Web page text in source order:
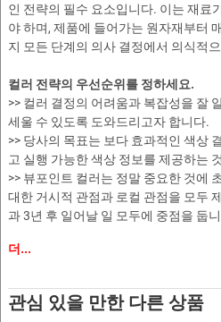
인 전략의 필수 요소입니다. 이는 재료
야 하며, 제품에 들어가는 원자재부터
지 모든 단계의 의사 결정에서 의식적
컬러 전략의 우선순위를 정하세요.
>> 컬러 결정의 어려움과 복잡성을 잘
세울 수 있도록 도와드리고자 합니다.
>> 당사의 목표는 보다 효과적인 색상
고 실행 가능한 색상 정보를 제공하는
>> 뷰포인트 컬러는 정말 중요한 것에
대한 거시적 관점과 로컬 관점을 모두
과 3년 후 일어날 일 모두에 중점을 둡
시각적 효과와 영감!
계에 초점을 맞춘 미학적으로 도발적
잡지입니다.
더...
관심 있을 만한 다른 상품